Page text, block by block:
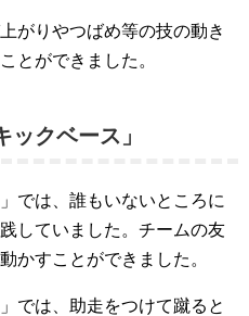
がりやつばめ等の技の動き
とができました。
クベース」
では、誰もいないところに
していました。チームの友
かすことができました。
では、助走をつけて蹴ると